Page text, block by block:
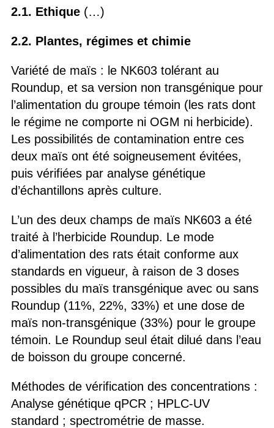
2.1. Ethique(…)
2.2. Plantes, régimes et chimie
Variété de maïs : le NK603 tolérant au
Roundup, et sa version non transgénique pour
l’alimentation du groupe témoin (les rats dont
le régime ne comporte ni OGM ni herbicide).
Les possibilités de contamination entre ces
deux maïs ont été soigneusement évitées,
puis vérifiées par analyse génétique
d’échantillons après culture.
L’un des deux champs de maïs NK603 a été
traité à l’herbicide Roundup. Le mode
d’alimentation des rats était conforme aux
standards en vigueur, à raison de 3 doses
possibles du maïs transgénique avec ou sans
Roundup (11%, 22%, 33%) et une dose de
maïs non-transgénique (33%) pour le groupe
témoin. Le Roundup seul était dilué dans l’eau
de boisson du groupe concerné.
Méthodes de vérification des concentrations :
Analyse génétique qPCR ; HPLC-UV
standard ; spectrométrie de masse.